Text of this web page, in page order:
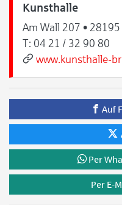
Kunsthalle
Am Wall 207 •
T: 04 21 / 32 90 80
www.kunsthalle-
Auf
Per
Per E-